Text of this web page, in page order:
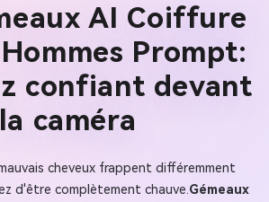
AI Coiffure
Prompt:
confiant devant
la caméra
cheveux frappent différemment
d'être complètement chauve.Gémeaux